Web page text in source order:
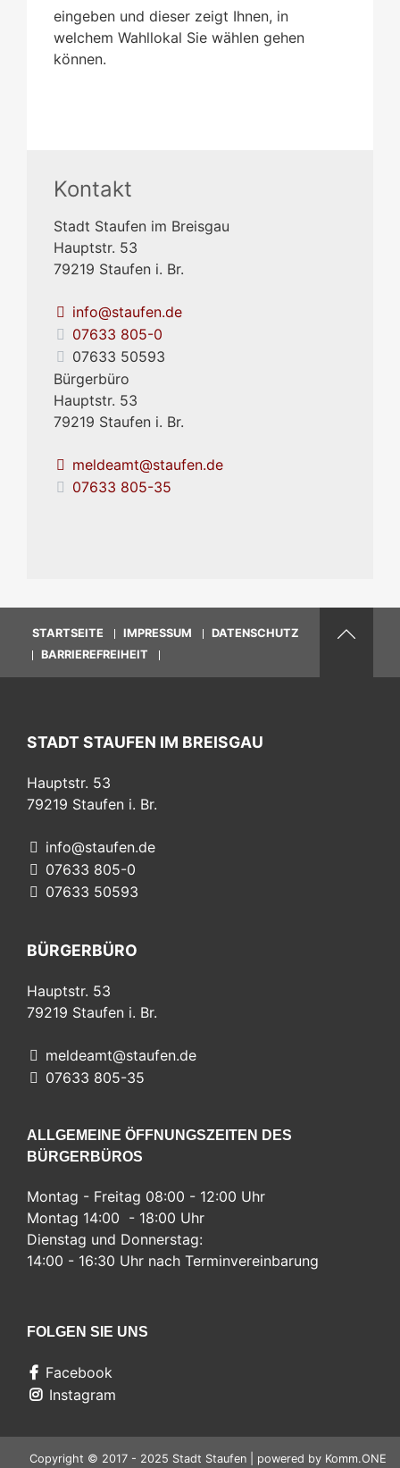
eingeben und dieser zeigt Ihnen, in
welchem Wahllokal Sie wählen gehen
können.
Kontakt
Stadt Staufen im Breisgau
Hauptstr. 53
79219 Staufen i. Br.
info@staufen.de
07633 805-0
07633 50593
Bürgerbüro
Hauptstr. 53
79219 Staufen i. Br.
meldeamt@staufen.de
07633 805-35
STARTSEITE IMPRESSUM
DATENSCHUTZ
BARRIEREFREIHEIT
STADT STAUFEN IM BREISGAU
Hauptstr. 53
79219 Staufen i. Br.
info@staufen.de
07633 805-0
07633 50593
BÜRGERBÜRO
Hauptstr. 53
79219 Staufen i. Br.
meldeamt@staufen.de
07633 805-35
ALLGEMEINE ÖFFNUNGSZEITEN DES
BÜRGERBÜROS
Montag - Freitag 08:00 - 12:00 Uhr
Montag 14:00 - 18:00 Uhr
Dienstag und Donnerstag:
14:00 - 16:30 Uhr nach Terminvereinbarung
FOLGEN SIE UNS
Facebook
Instagram
Copyright © 2017 - 2025 Stadt Staufen | powered by Komm.ONE